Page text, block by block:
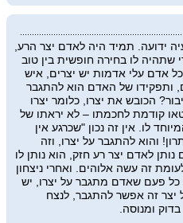
ידועה. תמיד היה לאדם יצר הרע,
שתהיה לו בחירה חופשית בין טוב
אדם עלי אדמות יש יצרים, איש
ותפקידו של האדם הוא להתגבר
הכובש את יצרו, כלומר יצרו
קודמת לחכמתו – לא יראתו של
לו. אין זה נכון "שכרגע אין
והוא להתגבר על יצרו, וזה
נותן לאדם יצר רע חזק, הוא נותן לו
זה עשה אלוהים. ואחרי ניצחון
כל פעם שאדם מתגבר על יצרו, יש
יצר זה אפשר להתגבר, לנצח